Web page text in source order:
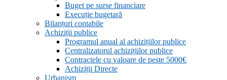
Buget pe surse financiare
Execuție bugetară
Bilanțuri contabile
Achiziții publice
Programul anual al achizițiilor publice
Centralizatorul achizițiilor publice
Contractele cu valoare de peste 5000€
Achiziții Directe
Urbanism